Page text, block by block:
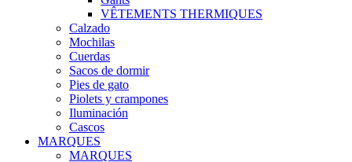
VÊTEMENTS THERMIQUES
Calzado
Mochilas
Cuerdas
Sacos de dormir
Pies de gato
Piolets y crampones
Iluminación
Cascos
MARQUES
MARQUES